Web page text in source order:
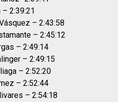
– 2:39:21
– 2:43:58
– 2:45:12
– 2:49:14
– 2:49:15
– 2:52:20
– 2:52:44
– 2:54:18